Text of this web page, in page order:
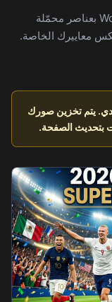
يأتي 2026 World Cup Superstars Ranking بعناصر محمّلة
معاييرك الخاصة.
يتم تخزين صورك
بتحديث الصفحة.